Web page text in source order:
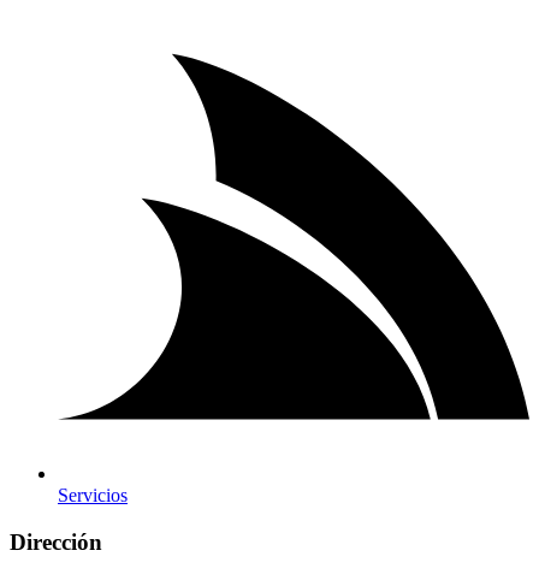
Servicios
Dirección